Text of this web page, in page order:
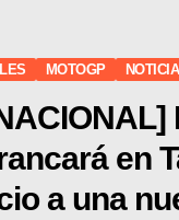
MOTOGP
en
a una